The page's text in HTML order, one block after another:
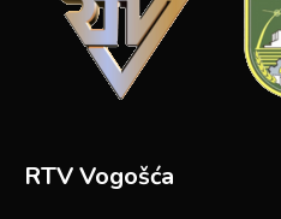
RTV Vogošća